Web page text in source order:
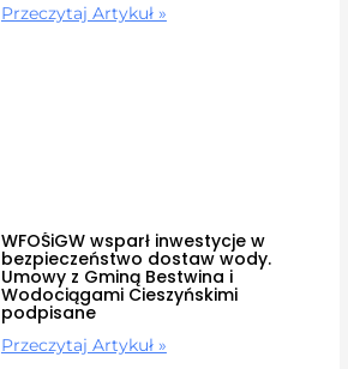
Przeczytaj Artykuł »
WFOŚiGW wsparł inwestycje w
bezpieczeństwo dostaw wody.
Umowy z Gminą Bestwina i
Wodociągami Cieszyńskimi
podpisane
Przeczytaj Artykuł »